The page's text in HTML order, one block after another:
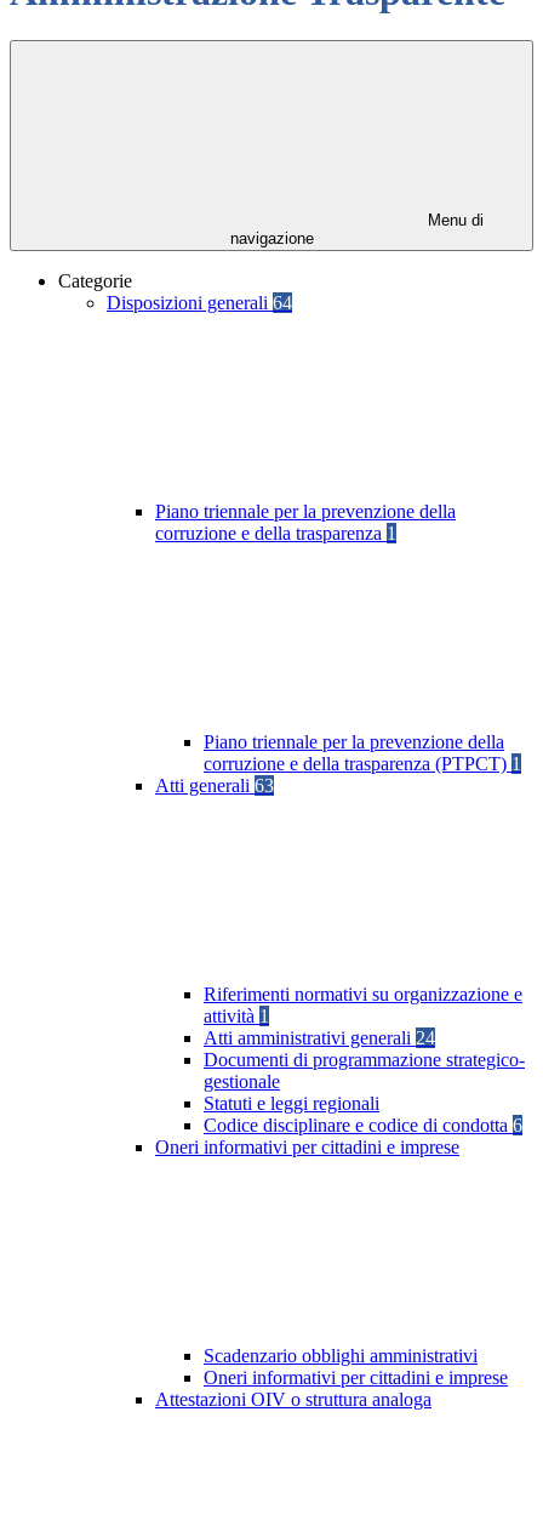
Menu di
navigazione
Categorie
Disposizioni generali 64
Piano triennale per la prevenzione della
corruzione e della trasparenza 1
Piano triennale per la prevenzione della
corruzione e della trasparenza (PTPCT) 1
Atti generali 63
Riferimenti normativi su organizzazione e
attività 1
Atti amministrativi generali 24
Documenti di programmazione strategico-
gestionale
Statuti e leggi regionali
Codice disciplinare e codice di condotta 6
Oneri informativi per cittadini e imprese
Scadenzario obblighi amministrativi
Oneri informativi per cittadini e imprese
Attestazioni OIV o struttura analoga